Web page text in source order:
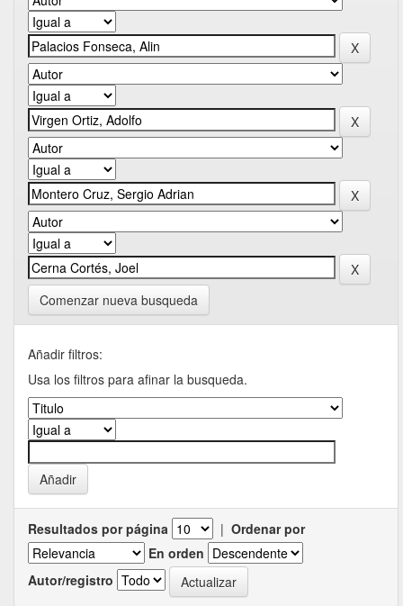
Comenzar nueva busqueda
Añadir filtros:
Usa los filtros para afinar la busqueda.
Resultados por página | Ordenar por
En orden
Autor/registro